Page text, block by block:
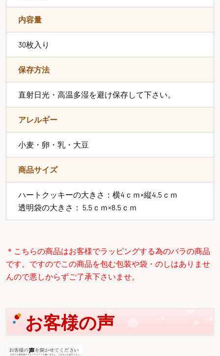
内容量
30枚入り
保存方法
直射日光・高温多湿を避け保存して下さい。
アレルギー
小麦・卵・乳・大豆
商品サイズ
ハートクッキーの大きさ：横4ｃｍ×縦4.5ｃｍ
透明袋の大きさ： 5.5ｃｍ×8.5ｃｍ
＊こちらの商品はお客様でラッピングする為のバラの商品
です。ですのでこの商品を包む包装や袋・のしはありませ
んので悪しからずご了承下さいませ。
お客様の声